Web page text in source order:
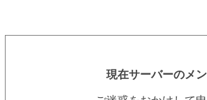
現在サーバーのメ